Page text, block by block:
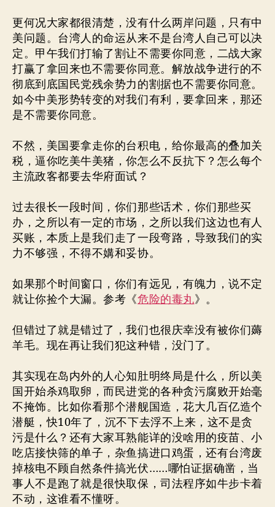
更何况大家都很清楚，没有什么两岸问题，只有中
美问题。台湾人的命运从来不是台湾人自己可以决
定。甲午我们打输了割让不需要你同意，二战大家
打赢了拿回来也不需要你同意。解放战争进行的不
彻底到底国民党残余势力的割据也不需要你同意。
如今中美形势转变的对我们有利，要拿回来，那还
是不需要你同意。
不然，美国要拿走你的台积电，给你最高的叠加关
税，逼你吃美牛美猪，你怎么不反抗下？怎么每个
主流政客都要去华府面试？
过去很长一段时间，你们那些话术，你们那些买
办，之所以有一定的市场，之所以我们这边也有人
买账，本质上是我们走了一段弯路 ，导致我们的实
力不够强，不得不媾和妥协。
如果那个时间窗口，你们有远见，有魄力，说不定
就让你捡个大漏。参考《危险的毒丸》。
但错过了就是错过了，我们也很庆幸没有被你们薅
羊毛。现在再让我们犯这种错，没门了。
其实现在岛内外的人心知肚明终局是什么，所以美
国开始杀鸡取卵，而民进党的各种贪污腐败开始毫
不掩饰。比如你看那个潜舰国造，花大几百亿造个
潜艇，快10年了，沉不下去浮不上来，这不是贪
污是什么？还有大家耳熟能详的没啥用的疫苗、小
吃店接快筛的单子，杂鱼搞进口鸡蛋，还有台湾废
掉核电不顾自然条件搞光伏……哪怕证据确凿，当
事人不是跑了就是很快取保，司法程序如牛步卡着
不动，这谁看不懂呀。